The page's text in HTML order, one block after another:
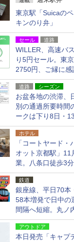
東京駅「Suicaの
キンのり弁」
セール 道路
WILLER、高速バ
り5円セール。東
2750円、ご縁に感
た20周年記念キャ
道路 シーズン
お盆各地の渋滞、
別の通過所要時間
ークは下り8日・
14日・15日
ホテル
「コートヤード・
オット京都駅」11
業。八条口徒歩3分
ト含む全270室、
も併設
鉄道
銀座線、平日70本
58本増発で日中の
間隔へ短縮。丸ノ
～中野坂上を4分
アウトドア
本日発売「キャプ